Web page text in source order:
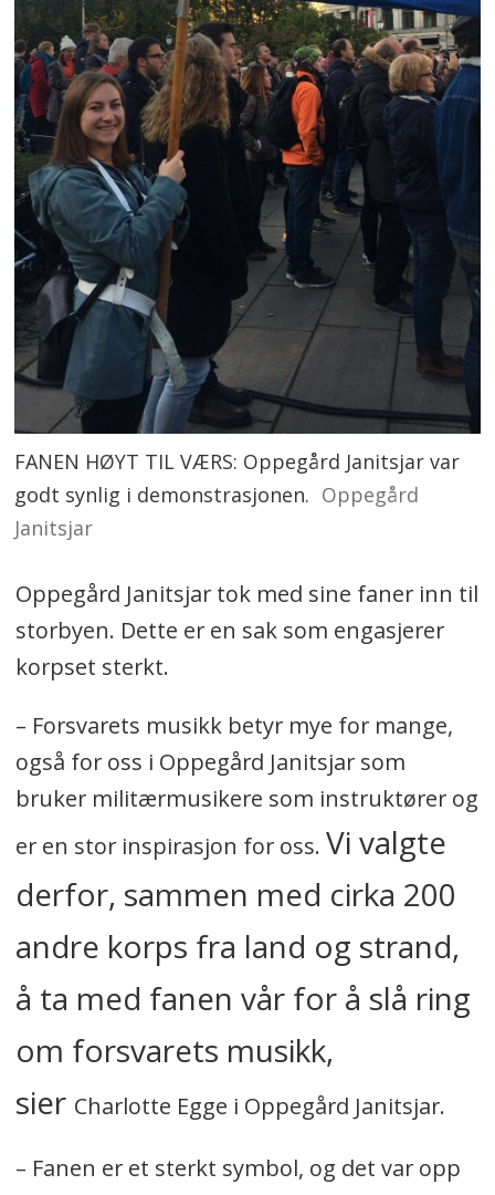
FANEN HØYT TIL VÆRS: Oppegård Janitsjar var
godt synlig i demonstrasjonen. Oppegård
Janitsjar
Oppegård Janitsjar tok med sine faner inn til
storbyen. Dette er en sak som engasjerer
korpset sterkt.
– Forsvarets musikk betyr mye for mange,
også for oss i Oppegård Janitsjar som
bruker militærmusikere som instruktører og
er en stor inspirasjon for oss. Vi valgte
derfor, sammen med cirka 200
andre korps fra land og strand,
å ta med fanen vår for å slå ring
om forsvarets musikk,
sier Charlotte Egge i Oppegård Janitsjar.
– Fanen er et sterkt symbol, og det var opp